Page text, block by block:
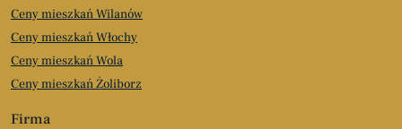
Ceny mieszkań Wilanów
Ceny mieszkań Włochy
Ceny mieszkań Wola
Ceny mieszkań Żoliborz
Firma